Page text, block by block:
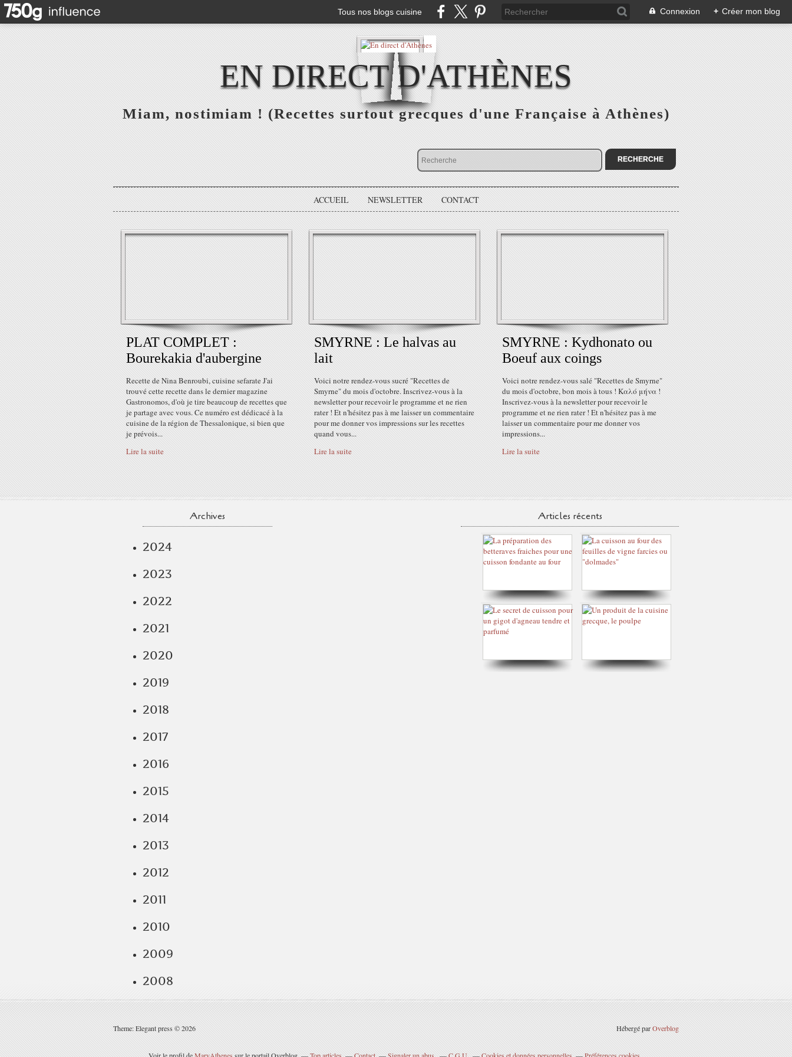
Tous nos blogs cuisine Connexion + Créer mon blog
EN DIRECT D'ATHÈNES
Miam, nostimiam ! (Recettes surtout grecques d'une Française à Athènes)
ACCUEIL NEWSLETTER CONTACT
PLAT COMPLET :
Bourekakia d'aubergine
Recette de Nina Benroubi, cuisine sefarate J'ai
trouvé cette recette dans le dernier magazine
Gastronomos, d'où je tire beaucoup de recettes que
je partage avec vous. Ce numéro est dédicacé à la
cuisine de la région de Thessalonique, si bien que
je prévois...
Lire la suite
SMYRNE : Le halvas au
lait
Voici notre rendez-vous sucré "Recettes de
Smyrne" du mois d'octobre. Inscrivez-vous à la
newsletter pour recevoir le programme et ne rien
rater ! Et n'hésitez pas à me laisser un commentaire
pour me donner vos impressions sur les recettes
quand vous...
Lire la suite
SMYRNE : Kydhonato ou
Boeuf aux coings
Voici notre rendez-vous salé "Recettes de Smyrne"
du mois d'octobre, bon mois à tous ! Καλό μήνα !
Inscrivez-vous à la newsletter pour recevoir le
programme et ne rien rater ! Et n'hésitez pas à me
laisser un commentaire pour me donner vos
impressions...
Lire la suite
Archives
2024
2023
2022
2021
2020
2019
2018
2017
2016
2015
2014
2013
2012
2011
2010
2009
2008
Articles récents
Theme: Elegant press © 2026 Hébergé parOverblog